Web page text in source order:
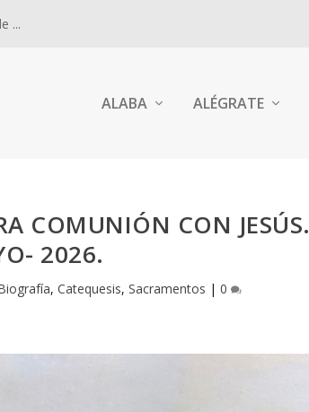
...
ALABA ALÉGRATE
COMUNIÓN CON JESÚS.
2026.
, Catequesis, Sacramentos | 0